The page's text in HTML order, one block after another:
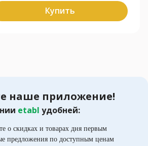
Купить
наше приложение!
etabl удобней:
о скидках и товарах дня первым
предложения по доступным ценам